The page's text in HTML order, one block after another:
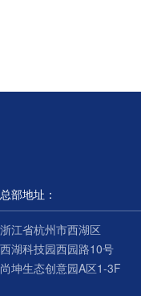
总部地址：
浙江省杭州市西湖区
西湖科技园西园路10号
尚坤生态创意园A区1-3F